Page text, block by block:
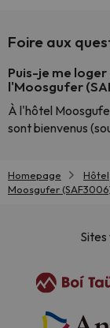
Foire aux
Puis-je me
l'Moosgufer
À l'hôtel
sont bienvenus
Homepage Hôtel
Moosgufer